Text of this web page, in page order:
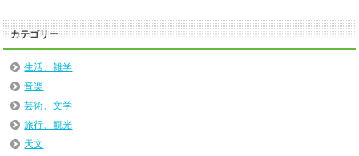
カテゴリー
生活、雑学
音楽
芸術、文学
旅行、観光
天文